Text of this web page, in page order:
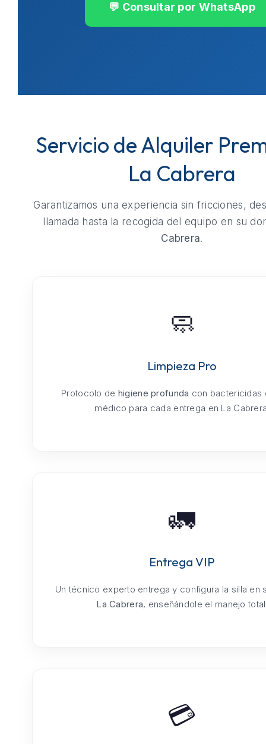
💬 Consultar por WhatsApp
Servicio de Alquiler
La Cabrera
Garantizamos una experiencia sin fricciones,
llamada hasta la recogida del equipo en su
Cabrera.
🧼
Limpieza Pro
Protocolo de higiene profunda con bactericidas
médico para cada entrega en La
🚛
Entrega VIP
Un técnico experto entrega y configura la silla en
La Cabrera, enseñándole el manejo
💳